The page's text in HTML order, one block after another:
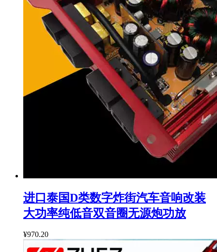
进口泰国D类数字炸街汽车音响改装
大功率纯低音双音圈无源炮功放
¥970.20